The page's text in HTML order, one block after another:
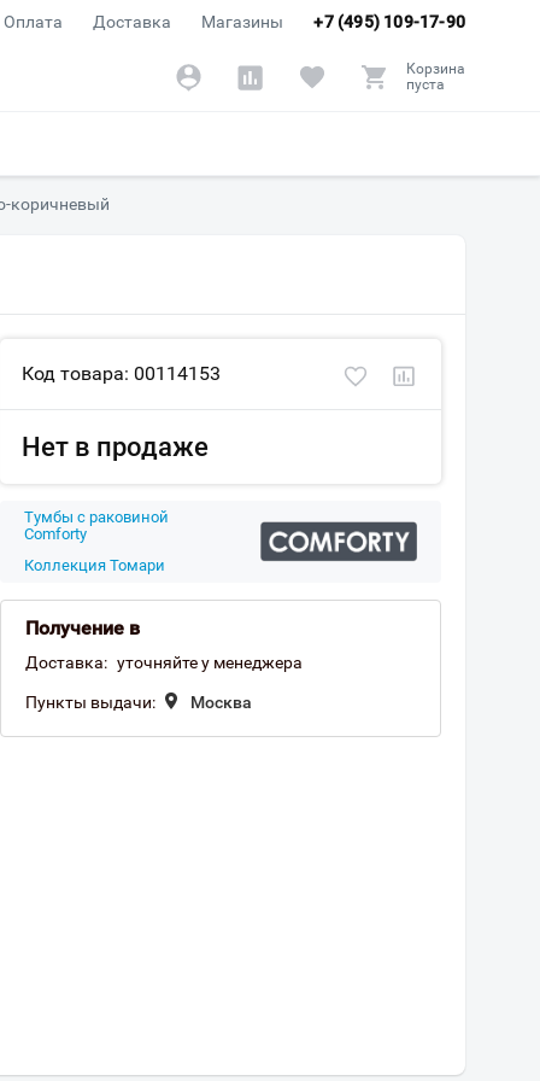
+7 (495) 109-17-90
Оплата Доставка Магазины
Корзина
пуста
коричневый
Код товара: 00114153
Нет в продаже
Тумбы с раковиной
Comforty
Коллекция Томари
Получение в
Доставка: уточняйте у менеджера
Пункты выдачи: Москва